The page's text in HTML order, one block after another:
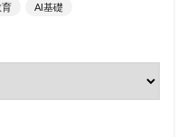
育 AI基礎